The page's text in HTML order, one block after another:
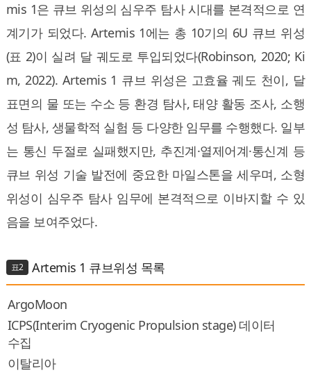
mis 1은 큐브 위성의 심우주 탐사 시대를 본격적으로 연
계기가 되었다. Artemis 1에는 총 10기의 6U 큐브 위성
(표 2)이 실려 달 궤도로 투입되었다(Robinson, 2020; Ki
m, 2022). Artemis 1 큐브 위성은 고효율 궤도 천이, 달
표면의 물 또는 수소 등 환경 탐사, 태양 활동 조사, 소행
성 탐사, 생물학적 실험 등 다양한 임무를 수행했다. 일부
는 통신 두절로 실패했지만, 추진계·열제어계·통신계 등
큐브 위성 기술 발전에 중요한 마일스톤을 세우며, 소형
위성이 심우주 탐사 임무에 본격적으로 이바지할 수 있
음을 보여주었다.
표2 Artemis 1 큐브위성 목록
ArgoMoon
ICPS(Interim Cryogenic Propulsion stage) 데이터
수집
이탈리아